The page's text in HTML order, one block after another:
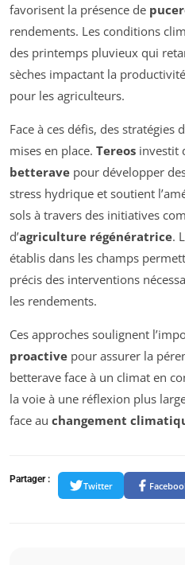
favorisent la présence de
rendements. Les conditions
des printemps pluvieux qui
sèches impactant la
pour les agriculteurs.
Face à ces défis, des stratégies
mises en place. Tereos investit
betterave pour développer
stress hydrique et soutient
sols à travers des initiatives
d’agriculture régénératrice.
établis dans les champs
précis des interventions
les rendements.
Ces approches soulignent
proactive pour assurer la
betterave face à un climat en
la voie à une réflexion plus
face au changement
Partager :
Twitter